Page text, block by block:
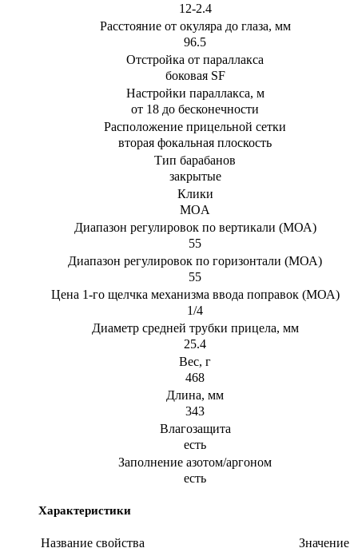
12-2.4
Расстояние от окуляра до глаза, мм
96.5
Отстройка от параллакса
боковая SF
Настройки параллакса, м
от 18 до бесконечности
Расположение прицельной сетки
вторая фокальная плоскость
Тип барабанов
закрытые
Клики
MOA
Диапазон регулировок по вертикали (МОА)
55
Диапазон регулировок по горизонтали (МОА)
55
Цена 1-го щелчка механизма ввода поправок (МОА)
1/4
Диаметр средней трубки прицела, мм
25.4
Вес, г
468
Длина, мм
343
Влагозащита
есть
Заполнение азотом/аргоном
есть
Характеристики
Название свойства
Значение